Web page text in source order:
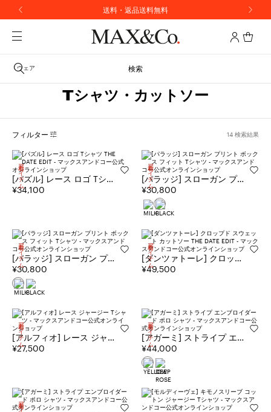
送料・返品送料無料
検索
ウェア
Tシャツ・カットソー
フィルター 14 検索結果
[パズル] レース ロゴ Tシャ
ツ THE DATE EDIT
¥34,100
新着アイテム
[パラッジ] スローガン プリ
ント ボックス フィット Tシ
ャツ
¥30,800
新着アイテム
[パラッジ] スローガン プリ
ント ボックス フィット Tシ
ャツ
¥30,800
新着アイテム
[ダンツァトーレ] クロップ
ド スウェット カットソー
¥49,500
新着アイテム
[アルフィオ] レース ジャー
ジー Tシャツ
¥27,500
新着アイテム
[アガーミ] ストライプ エン
ブロイダード ポロ シャツ
¥44,000
新着アイテム